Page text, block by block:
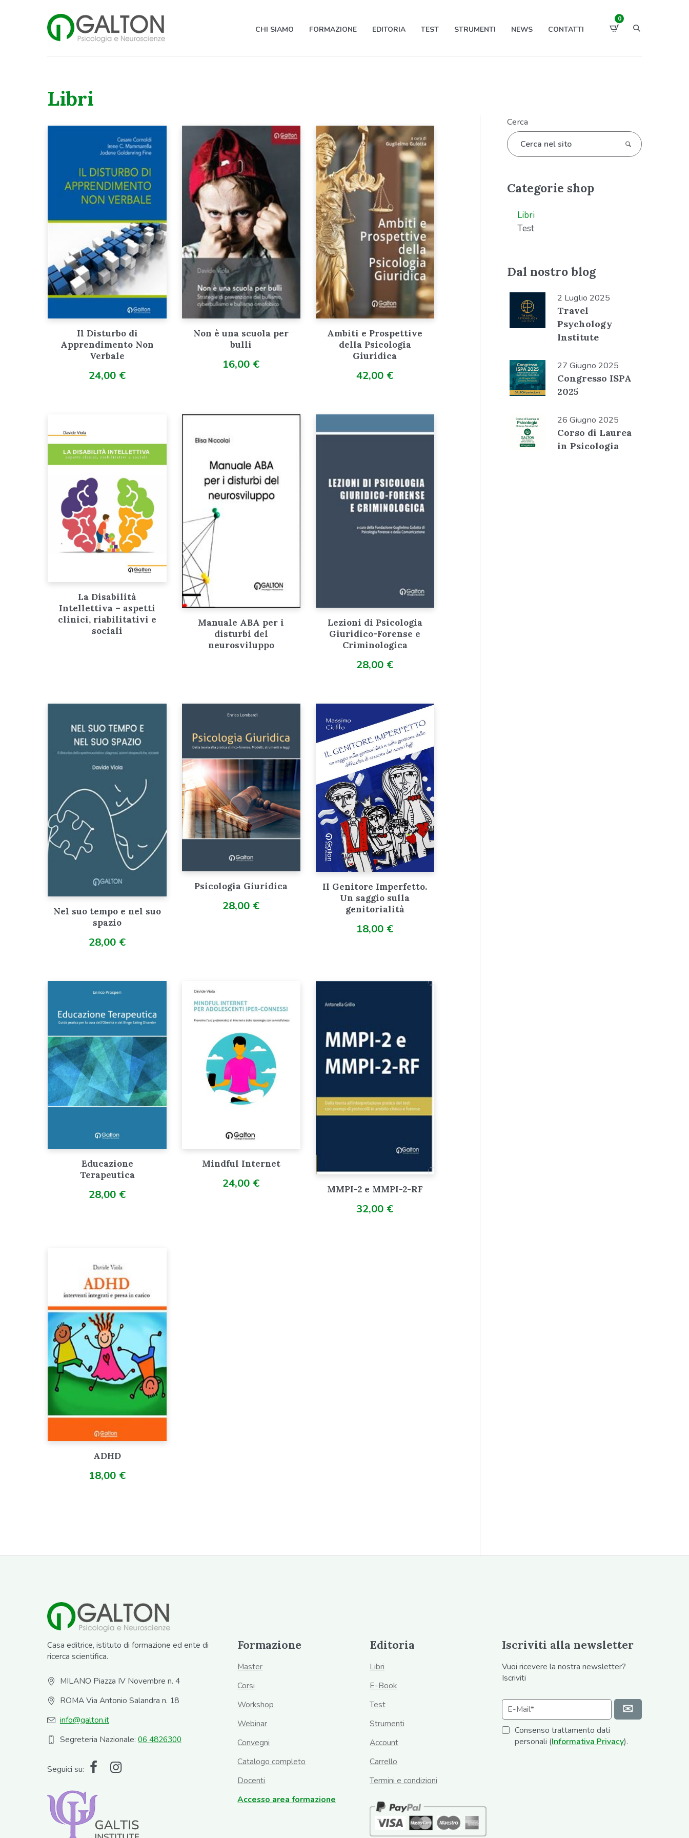
0
CHI SIAMO FORMAZIONE EDITORIA TEST STRUMENTI NEWS CONTATTI
Libri
Il Disturbo di
Apprendimento Non
Verbale
24,00 €
Non è una scuola per
bulli
16,00 €
Ambiti e Prospettive
della Psicologia
Giuridica
42,00 €
La Disabilità
Intellettiva – aspetti
clinici, riabilitativi e
sociali
Manuale ABA per i
disturbi del
neurosviluppo
Lezioni di Psicologia
Giuridico-Forense e
Criminologica
28,00 €
Nel suo tempo e nel suo
spazio
28,00 €
Psicologia Giuridica
28,00 €
Il Genitore Imperfetto.
Un saggio sulla
genitorialità
18,00 €
Educazione
Terapeutica
28,00 €
Mindful Internet
24,00 € MMPI-2 e MMPI-2-RF
32,00 €
ADHD
18,00 €
Cerca
Categorie shop
Libri
Test
Dal nostro blog
2 Luglio 2025
Travel
Psychology
Institute
27 Giugno 2025
Congresso ISPA
2025
26 Giugno 2025
Corso di Laurea
in Psicologia
Casa editrice, istituto di formazione ed ente di
ricerca scientifica.
MILANO Piazza IV Novembre n. 4
ROMA Via Antonio Salandra n. 18
info@galton.it
Segreteria Nazionale: 06 4826300
Seguici su:
Formazione
Master
Corsi
Workshop
Webinar
Convegni
Catalogo completo
Docenti
Accesso area formazione
Editoria
Libri
E-Book
Test
Strumenti
Account
Carrello
Termini e condizioni
Iscriviti alla newsletter
Vuoi ricevere la nostra newsletter?
Iscriviti
Consenso trattamento dati
personali (Informativa Privacy).